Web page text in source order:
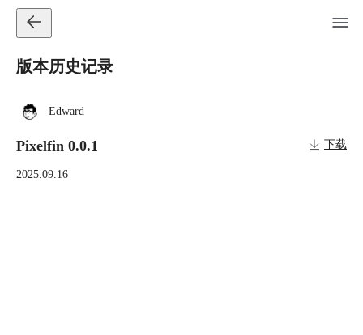
版本历史记录
Edward
Pixelfin 0.0.1 下载
2025.09.16